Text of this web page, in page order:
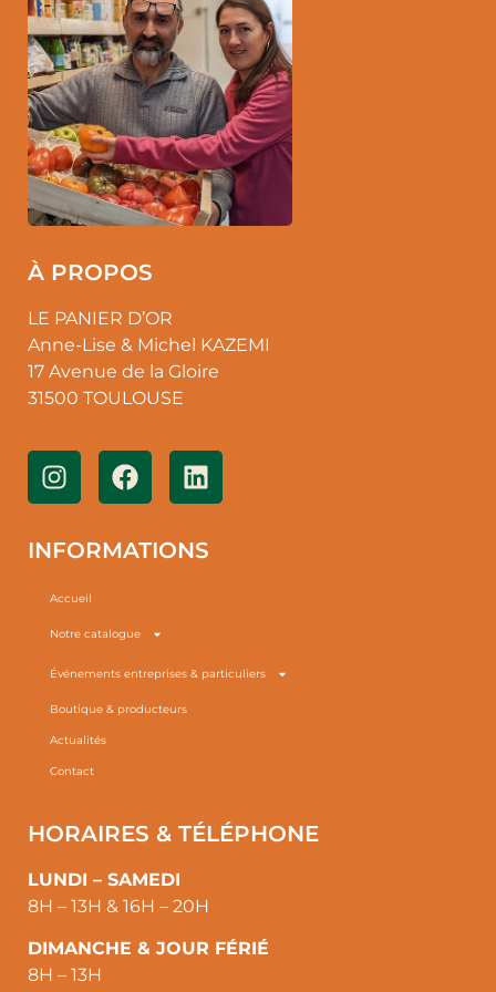
À PROPOS
LE PANIER D’OR
Anne-Lise & Michel KAZEMI
17 Avenue de la Gloire
31500 TOULOUSE
INFORMATIONS
Accueil
Notre catalogue
Événements entreprises & particuliers
Boutique & producteurs
Actualités
Contact
HORAIRES & TÉLÉPHONE
LUNDI – SAMEDI
8H – 13H & 16H – 20H
DIMANCHE & JOUR FÉRIÉ
8H – 13H